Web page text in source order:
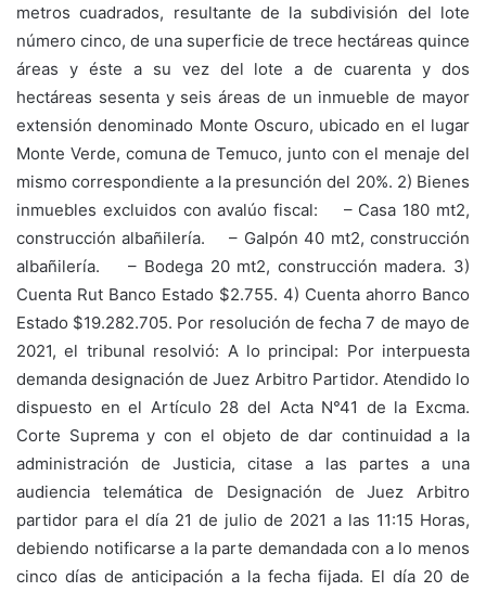
metros cuadrados, resultante de la subdivisión del lote
número cinco, de una superficie de trece hectáreas quince
áreas y éste a su vez del lote a de cuarenta y dos
hectáreas sesenta y seis áreas de un inmueble de mayor
extensión denominado Monte Oscuro, ubicado en el lugar
Monte Verde, comuna de Temuco, junto con el menaje del
mismo correspondiente a la presunción del 20%. 2) Bienes
inmuebles excluidos con avalúo fiscal: – Casa 180 mt2,
construcción albañilería. – Galpón 40 mt2, construcción
albañilería. – Bodega 20 mt2, construcción madera. 3)
Cuenta Rut Banco Estado $2.755. 4) Cuenta ahorro Banco
Estado $19.282.705. Por resolución de fecha 7 de mayo de
2021, el tribunal resolvió: A lo principal: Por interpuesta
demanda designación de Juez Arbitro Partidor. Atendido lo
dispuesto en el Artículo 28 del Acta N°41 de la Excma.
Corte Suprema y con el objeto de dar continuidad a la
administración de Justicia, citase a las partes a una
audiencia telemática de Designación de Juez Arbitro
partidor para el día 21 de julio de 2021 a las 11:15 Horas,
debiendo notificarse a la parte demandada con a lo menos
cinco días de anticipación a la fecha fijada. El día 20 de